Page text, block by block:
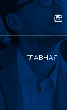
ГЛАВНАЯ